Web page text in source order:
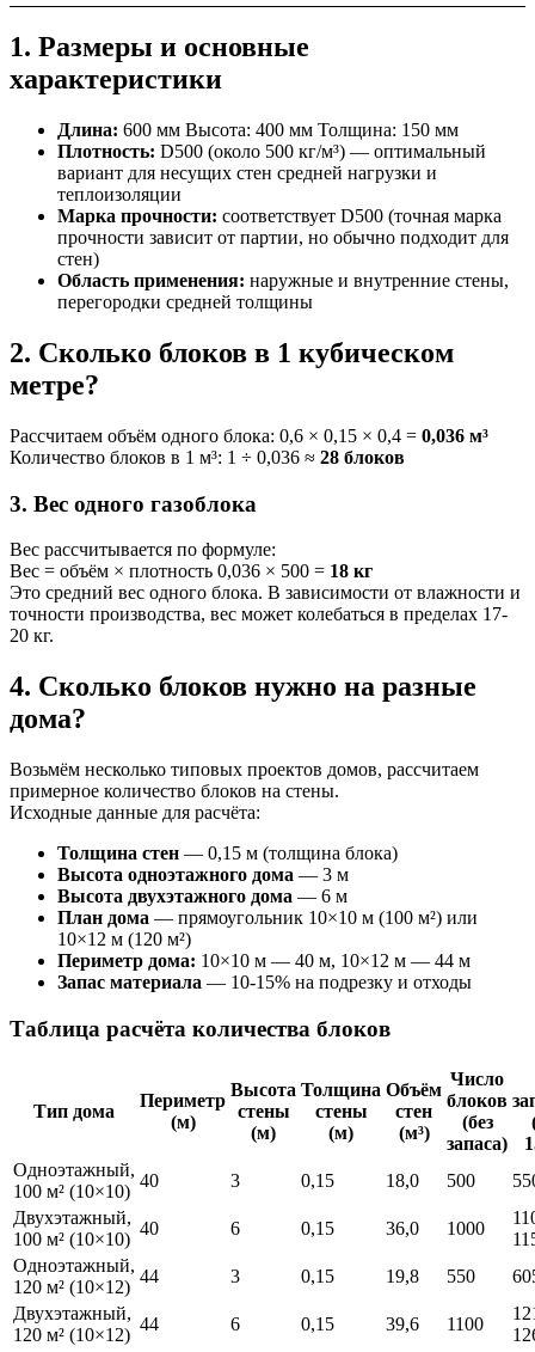
1. Размеры и основные
характеристики
Длина: 600 мм Высота: 400 мм Толщина: 150 мм
Плотность: D500 (около 500 кг/м³) — оптимальный
вариант для несущих стен средней нагрузки и
теплоизоляции
Марка прочности: соответствует D500 (точная марка
прочности зависит от партии, но обычно подходит для
стен)
Область применения: наружные и внутренние стены,
перегородки средней толщины
2. Сколько блоков в 1 кубическом
метре?
Рассчитаем объём одного блока: 0,6 × 0,15 × 0,4 = 0,036 м³
Количество блоков в 1 м³: 1 ÷ 0,036 ≈ 28 блоков
3. Вес одного газоблока
Вес рассчитывается по формуле:
Вес = объём × плотность 0,036 × 500 = 18 кг
Это средний вес одного блока. В зависимости от влажности и
точности производства, вес может колебаться в пределах 17-
20 кг.
4. Сколько блоков нужно на разные
дома?
Возьмём несколько типовых проектов домов, рассчитаем
примерное количество блоков на стены.
Исходные данные для расчёта:
Толщина стен — 0,15 м (толщина блока)
Высота одноэтажного дома — 3 м
Высота двухэтажного дома — 6 м
План дома — прямоугольник 10×10 м (100 м²) или
10×12 м (120 м²)
Периметр дома: 10×10 м — 40 м, 10×12 м — 44 м
Запас материала — 10-15% на подрезку и отходы
Таблица расчёта количества блоков
Тип дома
Периметр
(м)
Высота
стены
(м)
Толщина
стены
(м)
Объём
стен
(м³)
Число
блоков
(без
запаса)
Одноэтажный,
100 м² (10×10)
40 3 0,15 18,0 500
Двухэтажный,
100 м² (10×10)
40 6 0,15 36,0 1000
Одноэтажный,
120 м² (10×12)
44 3 0,15 19,8 550
Двухэтажный,
120 м² (10×12)
44 6 0,15 39,6 1100